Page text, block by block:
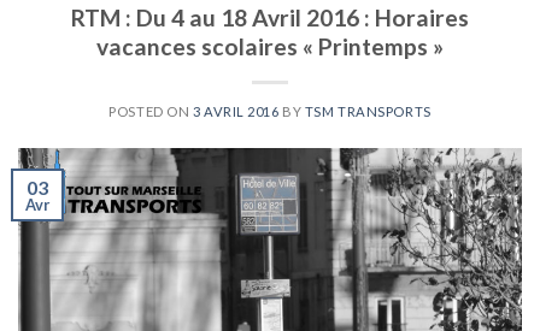
RTM : Du 4 au 18 Avril 2016 : Horaires
vacances scolaires « Printemps »
POSTED ON 3 AVRIL 2016 BY TSM TRANSPORTS
03
Avr